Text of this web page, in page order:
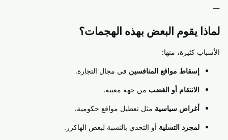
—
لماذا يقوم البعض بهذه الهجمات؟
الأسباب كثيرة، منها:
إسقاط مواقع المنافسين في مجال التجارة.
الانتقام أو الغضب من جهة معينة.
أغراض سياسية مثل تعطيل مواقع حكومية.
لمجرد التسلية أو التحدي بالنسبة لبعض الهاكرز.